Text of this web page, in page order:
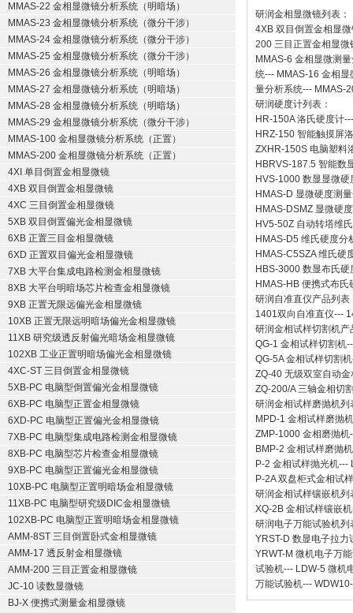
MMAS-22 金相显微镜分析系统（明暗场）
MMAS-23 金相显微镜分析系统（微分干涉）
MMAS-24 金相显微镜分析系统（微分干涉）
MMAS-25 金相显微镜分析系统（微分干涉）
MMAS-26 金相显微镜分析系统（明暗场）
MMAS-27 金相显微镜分析系统（明暗场）
MMAS-28 金相显微镜分析系统（明暗场）
MMAS-29 金相显微镜分析系统（微分干涉）
MMAS-100 金相显微镜分析系统（正置）
MMAS-200 金相显微镜分析系统（正置）
4XI 单目倒置金相显微镜
4XB 双目倒置金相显微镜
4XC 三目倒置金相显微镜
5XB 双目倒置偏光金相显微镜
6XB 正置三目金相显微镜
6XD 正置双目偏光金相显微镜
7XB 大平台集成电路检测金相显微镜
8XB 大平台明暗场芯片检查金相显微镜
9XB 正置无限远偏光金相显微镜
10XB 正置无限远明暗场偏光金相显微镜
11XB 研究级透反射偏光暗场金相显微镜
102XB 工业正置明暗场偏光金相显微镜
4XC-ST 三目倒置金相显微镜
5XB-PC 电脑型倒置偏光金相显微镜
6XB-PC 电脑型正置金相显微镜
6XD-PC 电脑型正置偏光金相显微镜
7XB-PC 电脑型集成电路检测金相显微镜
8XB-PC 电脑型芯片检查金相显微镜
9XB-PC 电脑型正置偏光金相显微镜
10XB-PC 电脑型正置明暗场金相显微镜
11XB-PC 电脑型研究级DIC金相显微镜
102XB-PC 电脑型正置明暗场金相显微镜
AMM-8ST 三目倒置卧式金相显微镜
AMM-17 透反射金相显微镜
AMM-200 三目正置金相显微镜
JC-10 读数显微镜
BJ-X 便携式测量金相显微镜
研润金相显微镜列表：
4XB 双目倒置金相显
200 三目正置金相显微
MMAS-6 金相显微测
统--- MMAS-16 金相显
量分析系统--- MMAS-
研润硬度计列表：
HR-150A 洛氏硬度计
HRZ-150 智能触摸屏
ZXHR-150S 电脑塑料
HBRVS-187.5 智能数
HVS-1000 数显显微硬
HMAS-D 显微硬度测
HMAS-DSMZ 显微硬
HV5-50Z 自动转塔维
HMAS-D5 维氏硬度分
HMAS-C5SZA 维氏硬
HBS-3000 数显布氏硬
HMAS-HB 便携式布氏
研润自准直仪产品列表
1401双向自准直仪---
研润金相试样切割机产
QG-1 金相试样切割机
QG-5A 金相试样切割机
ZQ-40 无级双室自动金
ZQ-200/A 三轴金相切
研润金相试样磨抛机列
MPD-1 金相试样磨抛机
ZMP-1000 金相磨抛机
BMP-2 金相试样磨抛机
P-2 金相试样抛光机---
P-2A 双盘柜式金相试
研润金相试样镶嵌机列
XQ-2B 金相试样镶嵌机
研润电子万能试验机列
YRST-D 数显电子拉力
YRWT-M 微机电子万
试验机--- LDW-5 微机
万能试验机---